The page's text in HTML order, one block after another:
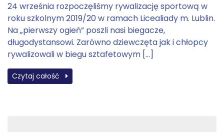
24 września rozpoczęliśmy rywalizację sportową w
roku szkolnym 2019/20 w ramach Licealiady m. Lublin.
Na „pierwszy ogień” poszli nasi biegacze,
długodystansowi. Zarówno dziewczęta jak i chłopcy
rywalizowali w biegu sztafetowym […]
Czytaj całość